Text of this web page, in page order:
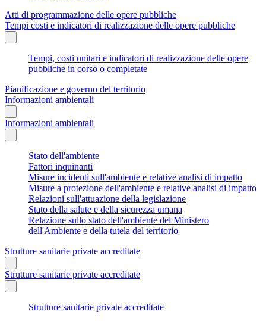
Atti di programmazione delle opere pubbliche
Tempi costi e indicatori di realizzazione delle opere pubbliche
Tempi, costi unitari e indicatori di realizzazione delle opere
pubbliche in corso o completate
Pianificazione e governo del territorio
Informazioni ambientali
Informazioni ambientali
Stato dell'ambiente
Fattori inquinanti
Misure incidenti sull'ambiente e relative analisi di impatto
Misure a protezione dell'ambiente e relative analisi di impatto
Relazioni sull'attuazione della legislazione
Stato della salute e della sicurezza umana
Relazione sullo stato dell'ambiente del Ministero
dell'Ambiente e della tutela del territorio
Strutture sanitarie private accreditate
Strutture sanitarie private accreditate
Strutture sanitarie private accreditate